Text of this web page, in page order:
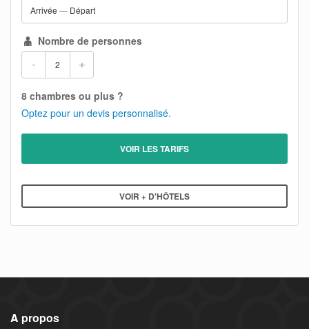
Arrivée — Départ
Nombre de personnes
- +
8 chambres ou plus ?
Optez pour un devis personnalisé.
VOIR LES TARIFS
VOIR + D'HÔTELS
A propos